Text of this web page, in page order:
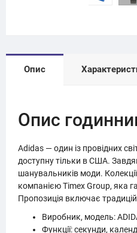
Опис
Опис
Adidas — один із провідних
доступну тільки в США.
шанувальників моди.
компанією Timex Group, яка
Пропозиція включає
Виробник, модель:
Функції: секунди,